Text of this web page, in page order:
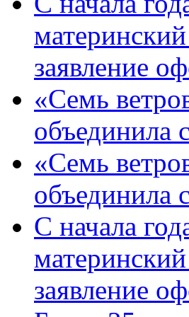
заявление
«Семь
объединила
«Семь
объединила
С начала
заявление